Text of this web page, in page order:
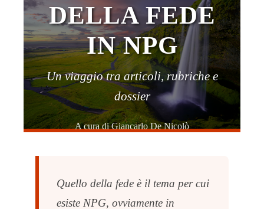
DELLA FEDE
IN NPG
Un viaggio tra articoli, rubriche e
dossier
A cura di Giancarlo De Nicolò
Quello della fede è il tema per cui
esiste NPG, ovviamente in